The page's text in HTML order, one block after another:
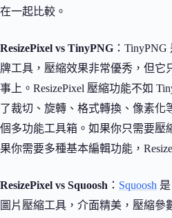
在一起比較。
ResizePixel vs TinyPNG ：
牌工具，壓縮效果非常優秀，但它
事上。ResizePixel 壓縮功能不如
了裁切、旋轉、格式轉換、像素化
個多功能工具箱。如果你只需要壓
果你需要多種基本編輯功能，
ResizePixel vs Squoosh ： Squoosh
圖片壓縮工具，介面精美，壓縮參